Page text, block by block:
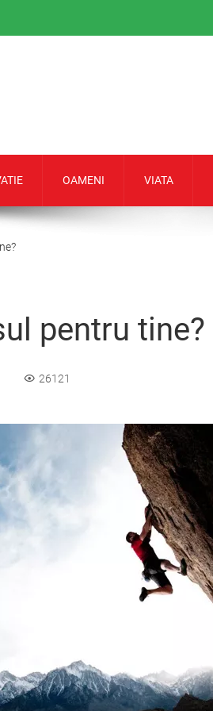
OAMENI VIATA
pentru tine?
26121